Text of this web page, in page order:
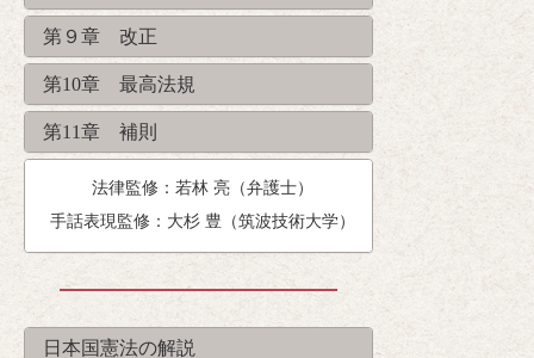
第９章 改正
第10章 最高法規
第11章 補則
法律監修：若林 亮（弁護士）
手話表現監修：大杉 豊（筑波技術大学）
日本国憲法の解説